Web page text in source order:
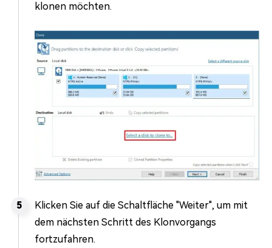
klonen möchten.
Klicken Sie auf die Schaltfläche "Weiter", um mit
dem nächsten Schritt des Klonvorgangs
fortzufahren.